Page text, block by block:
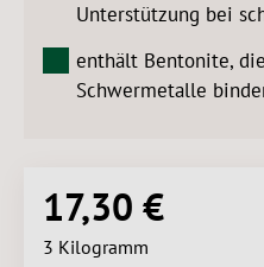
Unterstützung bei
enthält Bentonite,
Schwermetalle
Regulärer Preis:
17,30 €
3 Kilogramm